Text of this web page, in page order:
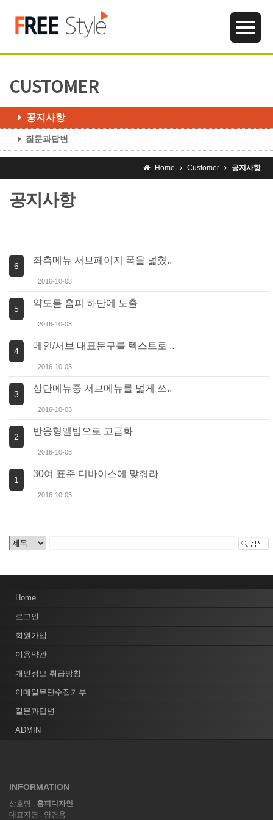
CUSTOMER
공지사항
질문과답변
Home Customer 공지사항
공지사항
6
좌측메뉴 서브페이지 폭을 넓혔..
2016-10-03
5
약도를 홈피 하단에 노출
2016-10-03
4
메인/서브 대표문구를 텍스트로 ..
2016-10-03
3
상단메뉴중 서브메뉴를 넓게 쓰..
2016-10-03
2
반응형앨범으로 고급화
2016-10-03
1
30여 표준 디바이스에 맞춰라
2016-10-03
Home
로그인
회원가입
이용약관
개인정보 취급방침
이메일무단수집거부
질문과답변
ADMIN
INFORMATION
상호명 : 홈피디자인
대표자명 : 양경용